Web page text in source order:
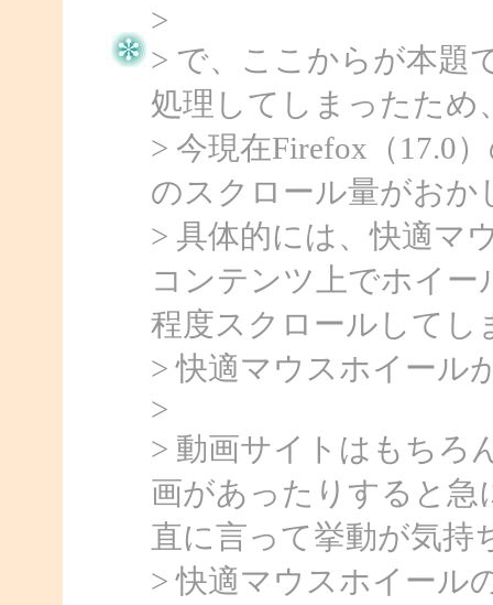
>
> で、ここからが本題
処理してしまったため
> 今現在Firefox（17.0
のスクロール量がおか
> 具体的には、快適マ
コンテンツ上でホイ
程度スクロールしてし
> 快適マウスホイール
>
> 動画サイトはもちろ
画があったりすると急
直に言って挙動が気持
> 快適マウスホイール